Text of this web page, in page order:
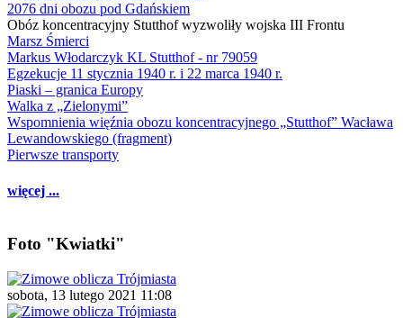
2076 dni obozu pod Gdańskiem
Obóz koncentracyjny Stutthof wyzwoliły wojska III Frontu
Marsz Śmierci
Markus Włodarczyk KL Stutthof - nr 79059
Egzekucje 11 stycznia 1940 r. i 22 marca 1940 r.
Piaski – granica Europy
Walka z „Zielonymi”
Wspomnienia więźnia obozu koncentracyjnego „Stutthof” Wacława
Lewandowskiego (fragment)
Pierwsze transporty
więcej ...
Foto "Kwiatki"
sobota, 13 lutego 2021 11:08